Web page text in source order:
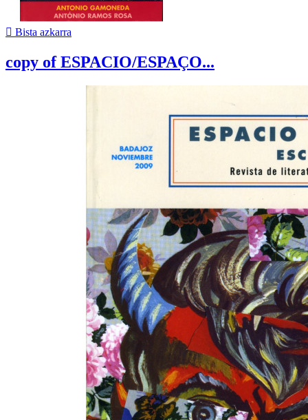
 Bista azkarra
copy of ESPACIO/ESPAÇO...